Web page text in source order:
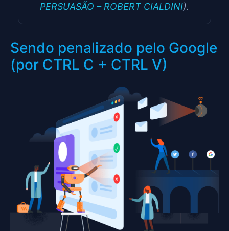
PERSUASÃO – ROBERT CIALDINI).
Sendo penalizado pelo Google
(por CTRL C + CTRL V)